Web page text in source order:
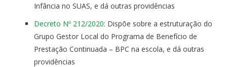
Infância no SUAS, e dá outras providências
Decreto Nº 212/2020: Dispõe sobre a estruturação do
Grupo Gestor Local do Programa de Benefício de
Prestação Continuada – BPC na escola, e dá outras
providências